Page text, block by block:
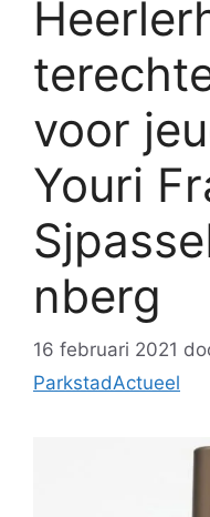
voor
Youri
nberg
16 februari 2021
ParkstadActueel